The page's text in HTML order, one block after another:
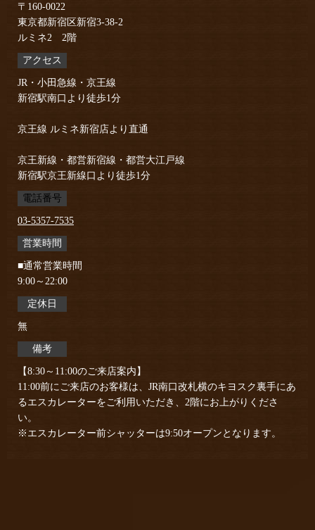
〒160-0022
東京都新宿区新宿3-38-2
ルミネ2 2階
アクセス
JR・小田急線・京王線
新宿駅南口より徒歩1分
京王線 ルミネ新宿店より直通
京王新線・都営新宿線・都営大江戸線
新宿駅京王新線口より徒歩1分
電話番号
03-5357-7535
営業時間
■通常営業時間
9:00～22:00
定休日
無
備考
【8:30～11:00のご来店案内】
11:00前にご来店のお客様は、JR南口改札横のキヨスク裏手にあ
るエスカレーターをご利用いただき、2階にお上がりくださ
い。
※エスカレーター前シャッターは9:50オープンとなります。